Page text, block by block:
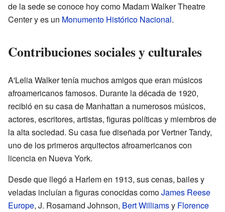
de la sede se conoce hoy como Madam Walker Theatre
Center y es un Monumento Histórico Nacional.
Contribuciones sociales y culturales
A'Lelia Walker tenía muchos amigos que eran músicos
afroamericanos famosos. Durante la década de 1920,
recibió en su casa de Manhattan a numerosos músicos,
actores, escritores, artistas, figuras políticas y miembros de
la alta sociedad. Su casa fue diseñada por Vertner Tandy,
uno de los primeros arquitectos afroamericanos con
licencia en Nueva York.
Desde que llegó a Harlem en 1913, sus cenas, bailes y
veladas incluían a figuras conocidas comoJames Reese
Europe, J. Rosamand Johnson, Bert Williamsy Florence